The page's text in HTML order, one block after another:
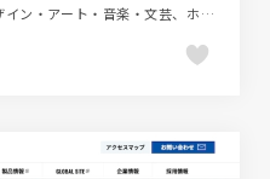
シンプル、タイポグラフィー、デザイン・アート・音楽・文芸、ホワイト系、ポートフォリオ、大きめ写真、海外サイト